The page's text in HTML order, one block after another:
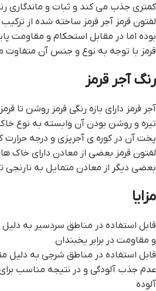
کمتری جذب می کند و ثبات و ماندگاری
لفتون قرمز آجر قرمز ساخته شده از ترکیب
بوده اما در مقابل استحکام و مقاومت
قرمز با توجه به نوع و جنس آن متفاوت
رنگ آجر قرمز
آجر قرمز دارای بازه رنگی قرمز روشن تا
تیره و روشن بودن آن وابسته به نوع
پخت آن در کوره ی آجرپزی و درجه حرارت
لفتون قرمز بعضی از معادن دارای خاک
بعضی دیگر از معادن متمایل به نارنجی
مزایا
قابل استفاده در مناطق سردسیر به
و مقاومت در برابر یخبندان
قابل استفاده در مناطق شرجی به دلیل
عدم جذب آلودگی و در نتیجه مناسب
آلوده